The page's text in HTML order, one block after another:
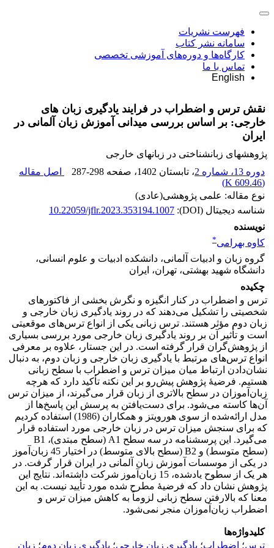
فهرست نشریات
سامانه نشر کتاب
کارگاه‌ها و دوره‌های آموزشی تخصصی
تماس با ما
English
نقش ترس و اضطراب در فرایند یادگیری زبان های
خارجی: بر اساس بررسی میدانی آموزش زبان آلمانی در
ایران
پژوهشهای زبانشناختی در زبانهای خارجی
دوره 13، شماره 2
، تابستان 1402 ، صفحه 287-298
اصل مقاله
(
609.46 K
)
نوع مقاله: علمی پژوهشی(عادی)
شناسه دیجیتال (DOI):
10.22059/jflr.2023.353194.1007
نویسنده
کاوه بهرامی*
گروه زبان و ادبیات آلمانی، دانشکده ادبیات و علوم انسانی،
دانشگاه شهید بهشتی، تهران، ایران
چکیده
ترس و اضطراب در کنار انگیزه و نگرش بخشی از فاکتورهای
شخصیتی را تشکیل می‌دهند که در روند یادگیری زبان خارجی و
زبان دوم مؤثر هستند. ترس زبانی یکی از انواع ترس‌های موقعیتی
است و تأثیر آن بر روند یادگیری زبان خارجی مورد بررسی بسیاری
از پژوهش‌گران قرار گرفته است. در این جستار، علاوه بر معرفی
انواع ترس‌های مرتبط با یادگیری زبان خارجی و زبان دوم، به دنبال
نشان‌دادن ارتباط میان میزان ترس و اضطراب با سطح زبانی
هستیم. فرضیۀ پژوهش پیش‌رو بر این نکته تأکید دارد که هرچه
زبان‌آموزان در سطح بالاتری از زبان قرار می‌گیرند، از میزان ترس
آن‌ها کاسته می‌شود. برای دست‌یافتن به پرسش این پاسخ‌ها از
مدل ارائه‌شده از سوی هورویتز و همکاران (1986) استفاده کردیم
که برای سنجش میزان ترس در زبان خارجی مورد استفاده قرار
می‌گیرد. این پرسشنامه در سه سطح A1 (سطح مبتدی)، B1
(سطح متوسط) و B2 (سطح بالای متوسط) در اختیار 45 زبان‌آموز
در یکی از موسسات آموزش زبان آلمانی در ایران قرار گرفت. در
هر یک از سطوح یادشده، 15 زبان‌آموز شرکت داشته‌اند. نتایج این
پژوهش نشان داد که فرضیۀ مطرح شده مورد تأیید نیست. به این
معنا که بالارفتن سطح زبانی لزوماً به کاهش میزان ترس و
اضطراب زبان‌آموزان منجر نمی‌شود.
کلیدواژه‌ها
ترس؛ اضطراب؛ یادگیری زبان خارجی؛ یادگیری زبان دوم؛ زبان